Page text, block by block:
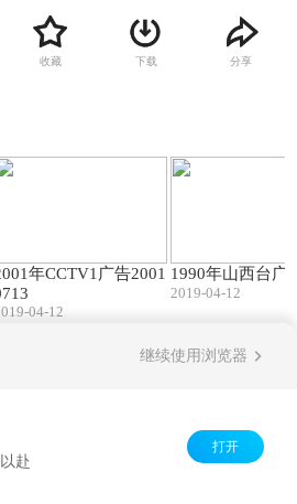
收藏 下载 分享
年CCTV1广告2001
04-12
1990年山西台广
2019-04-12
继续使用浏览器
赴
打开